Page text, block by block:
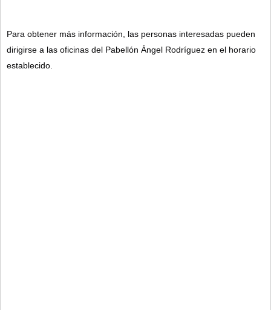
Para obtener más información, las personas interesadas pueden
dirigirse a las oficinas del Pabellón Ángel Rodríguez en el horario
establecido.